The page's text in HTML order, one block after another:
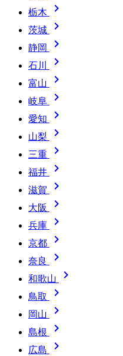
栃木 
茨城 
静岡 
石川 
富山 
岐阜 
愛知 
山梨 
三重 
福井 
滋賀 
大阪 
兵庫 
京都 
奈良 
和歌山 
鳥取 
岡山 
島根 
広島 